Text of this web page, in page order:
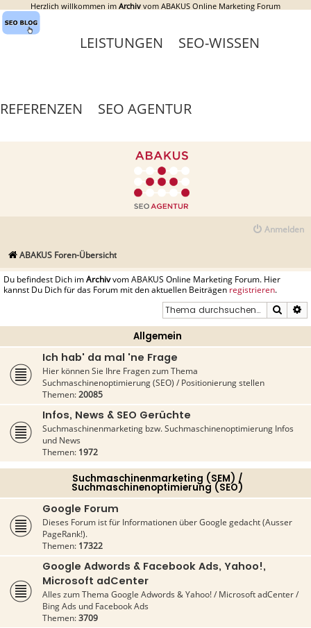
Herzlich willkommen im Archiv vom ABAKUS Online Marketing Forum
LEISTUNGEN SEO-WISSEN
REFERENZEN SEO AGENTUR
Anmelden
ABAKUS Foren-Übersicht
Du befindest Dich imArchivvom ABAKUS Online Marketing Forum. Hier
kannst Du Dich für das Forum mit den aktuellen Beiträgen registrieren.
Suche
Allgemein
Ich hab' da mal 'ne Frage
Hier können Sie Ihre Fragen zum Thema
Suchmaschinenoptimierung (SEO) / Positionierung stellen
Themen:20085
Infos, News & SEO Gerüchte
Suchmaschinenmarketing bzw. Suchmaschinenoptimierung Infos
und News
Themen: 1972
Suchmaschinenmarketing (SEM) /
Suchmaschinenoptimierung (SEO)
Google Forum
Dieses Forum ist für Informationen über Google gedacht (Ausser
PageRank!).
Themen: 17322
Google Adwords & Facebook Ads, Yahoo!,
Microsoft adCenter
Alles zum Thema Google Adwords & Yahoo! / Microsoft adCenter /
Bing Ads und Facebook Ads
Themen:3709